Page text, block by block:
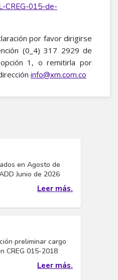
CREG-015-de-
por favor dirigirse
(0_4) 317 2929 de
1, o remitirla por
info@xm.com.co
en Agosto de
Junio de 2026
Leer más.
preliminar cargo
CREG 015-2018
Leer más.